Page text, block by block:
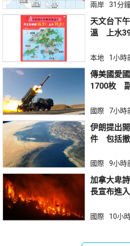
兩岸 31分
天文台下
溫 上水
本地 1小時
傳美國愛
1700枚
國際 7小時
伊朗提出
件 包括撤
國際 9小時
加拿大卑
長宣布進
國際 10小